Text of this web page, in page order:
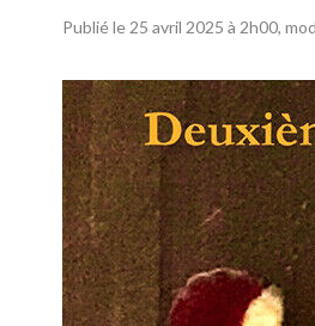
Publié le 25 avril 2025 à 2h00,